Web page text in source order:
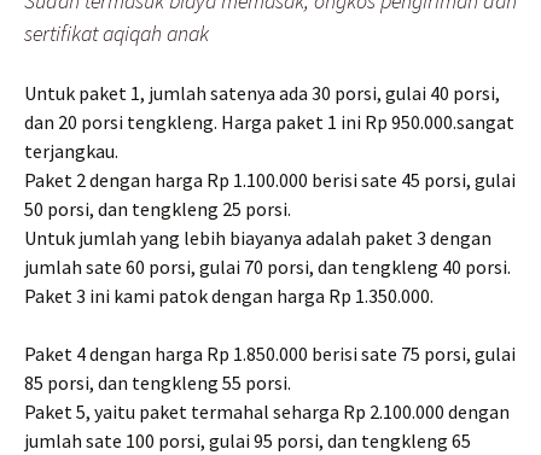
sertifikat aqiqah anak
Untuk paket 1, jumlah satenya ada 30 porsi, gulai 40 porsi,
dan 20 porsi tengkleng. Harga paket 1 ini Rp 950.000.sangat
terjangkau.
Paket 2 dengan harga Rp 1.100.000 berisi sate 45 porsi, gulai
50 porsi, dan tengkleng 25 porsi.
Untuk jumlah yang lebih biayanya adalah paket 3 dengan
jumlah sate 60 porsi, gulai 70 porsi, dan tengkleng 40 porsi.
Paket 3 ini kami patok dengan harga Rp 1.350.000.
Paket 4 dengan harga Rp 1.850.000 berisi sate 75 porsi, gulai
85 porsi, dan tengkleng 55 porsi.
Paket 5, yaitu paket termahal seharga Rp 2.100.000 dengan
jumlah sate 100 porsi, gulai 95 porsi, dan tengkleng 65